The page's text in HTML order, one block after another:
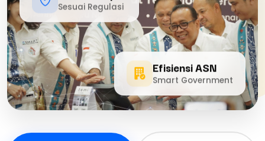
Sesuai Regulasi
Efisiensi ASN
Smart Government